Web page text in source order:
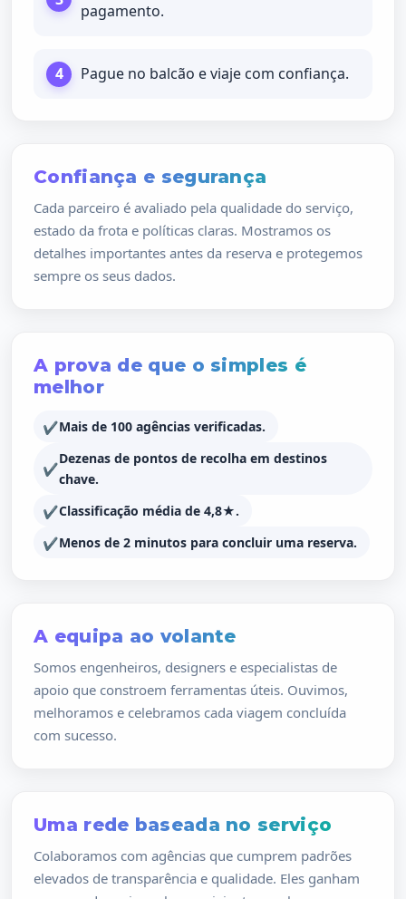
pagamento.
Pague no balcão e viaje com confiança.
Confiança e segurança
Cada parceiro é avaliado pela qualidade do serviço,
estado da frota e políticas claras. Mostramos os
detalhes importantes antes da reserva e protegemos
sempre os seus dados.
A prova de que o simples é
melhor
Mais de 100 agências verificadas.
Dezenas de pontos de recolha em destinos
chave.
Classificação média de 4,8★.
Menos de 2 minutos para concluir uma reserva.
A equipa ao volante
Somos engenheiros, designers e especialistas de
apoio que constroem ferramentas úteis. Ouvimos,
melhoramos e celebramos cada viagem concluída
com sucesso.
Uma rede baseada no serviço
Colaboramos com agências que cumprem padrões
elevados de transparência e qualidade. Eles ganham